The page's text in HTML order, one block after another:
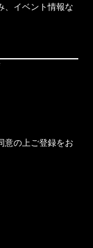
、イベント情報な
意の上ご登録をお